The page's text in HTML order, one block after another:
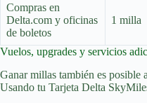
Compras en
Delta.com y oficinas
de boletos
1 milla
Vuelos, upgrades y servicios
Ganar millas también es posible
Usando tu Tarjeta Delta